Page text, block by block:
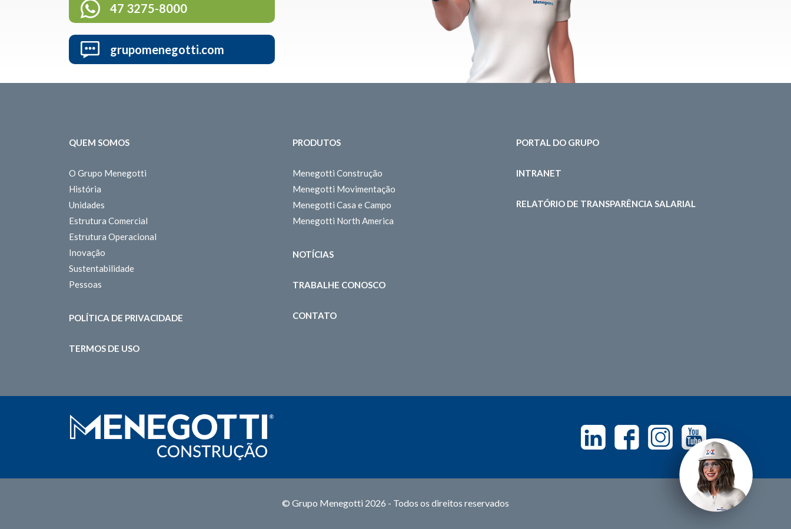
47 3275-8000
grupomenegotti.com
QUEM SOMOS
O Grupo Menegotti
História
Unidades
Estrutura Comercial
Estrutura Operacional
Inovação
Sustentabilidade
Pessoas
POLÍTICA DE PRIVACIDADE
TERMOS DE USO
PRODUTOS
Menegotti Construção
Menegotti Movimentação
Menegotti Casa e Campo
Menegotti North America
NOTÍCIAS
TRABALHE CONOSCO
CONTATO
PORTAL DO GRUPO
INTRANET
RELATÓRIO DE TRANSPARÊNCIA SALARIAL
Linkedin Facebook Instagram
© Grupo Menegotti 2026 - Todos os direitos reservados